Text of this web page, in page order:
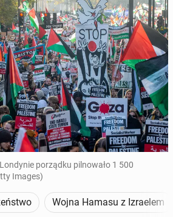
porządku pilnowało 1 500
Images)
Wojna Hamasu z Izraelem